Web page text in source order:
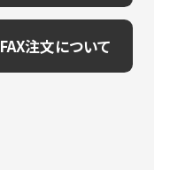
FAX注文について